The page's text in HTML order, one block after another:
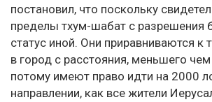
постановил, что поскольку
пределы тхум-шабат с разрешения
статус иной. Они приравниваются к
в город с расстояния, меньшего
потому имеют право идти на 2000
направлении, как все жители